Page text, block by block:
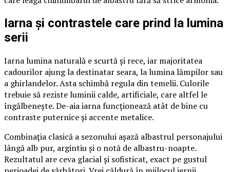
Iarna și contrastele care prind la lumina
serii
Iarna lumina naturală e scurtă și rece, iar majoritatea
cadourilor ajung la destinatar seara, la lumina lămpilor sau
a ghirlandelor. Asta schimbă regula din temelii. Culorile
trebuie să reziste luminii calde, artificiale, care altfel le
îngălbenește. De-aia iarna funcționează atât de bine cu
contraste puternice și accente metalice.
Combinația clasică a sezonului așază albastrul personajului
lângă alb pur, argintiu și o notă de albastru-noapte.
Rezultatul are ceva glacial și sofisticat, exact pe gustul